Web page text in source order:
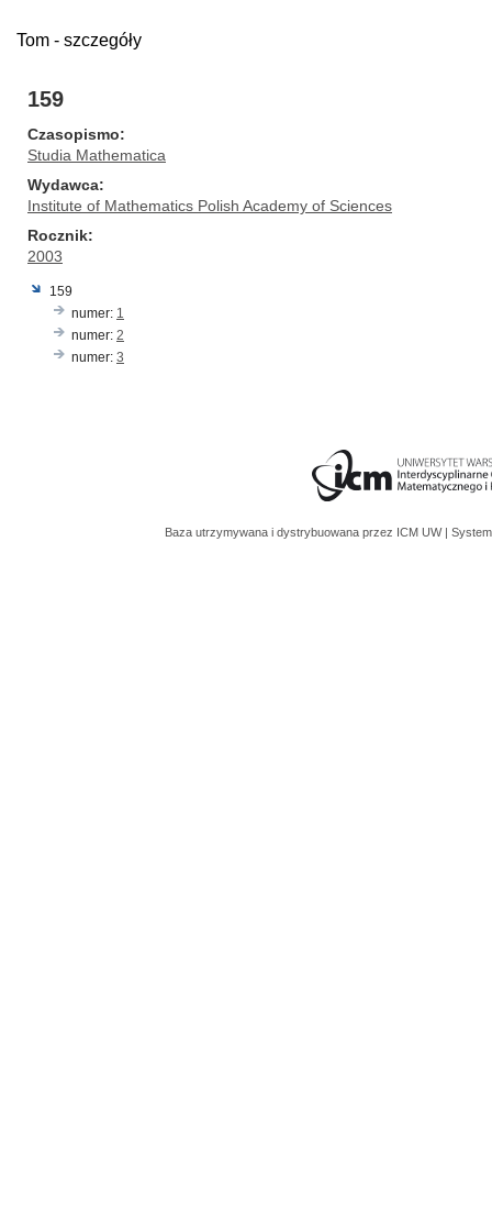
Tom - szczegóły
159
Czasopismo
Studia Mathematica
Wydawca
Institute of Mathematics Polish Academy of Sciences
Rocznik
2003
159
numer: 1
numer: 2
numer: 3
Baza utrzymywana i dystrybuowana przez ICM UW |